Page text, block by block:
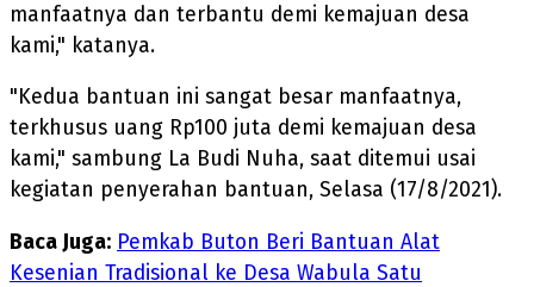
manfaatnya dan terbantu demi kemajuan desa
kami," katanya.
"Kedua bantuan ini sangat besar manfaatnya,
terkhusus uang Rp100 juta demi kemajuan desa
kami," sambung La Budi Nuha, saat ditemui usai
kegiatan penyerahan bantuan, Selasa (17/8/2021).
Baca Juga: Pemkab Buton Beri Bantuan Alat
Kesenian Tradisional ke Desa Wabula Satu